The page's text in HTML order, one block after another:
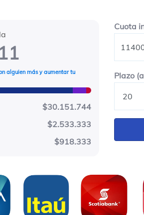
alguien más y aumentar tu
$30.151.744
$2.533.333
$918.333
Cuota
Plazo